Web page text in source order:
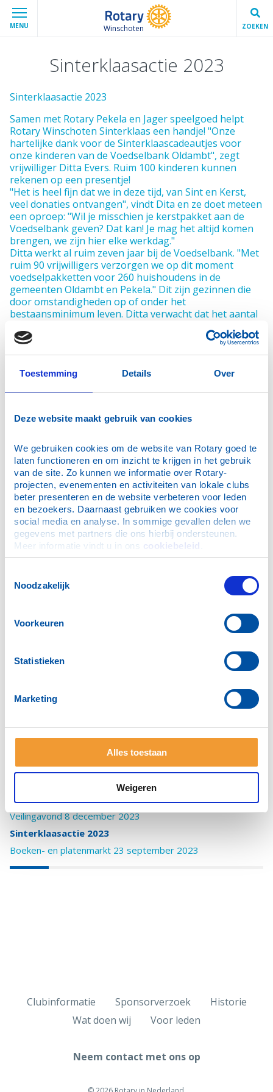
Toestemming Details Over
Deze website maakt gebruik van cookies
We gebruiken cookies om de website van Rotary goed te
laten functioneren en om inzicht te krijgen in het gebruik
van de site. Zo kunnen we informatie over Rotary-
projecten, evenementen en activiteiten van lokale clubs
beter presenteren en de website verbeteren voor leden
en bezoekers. Daarnaast gebruiken we cookies voor
social media en analyse. In sommige gevallen delen we
gegevens met partners die ons hierbij ondersteunen.
Meer informatie vindt u in ons cookiebeleid
Noodzakelijk
Voorkeuren
Statistieken
Marketing
Alles toestaan
Weigeren
MENU Winschoten ZOEKEN
Sinterklaasactie 2023
Sinterklaasactie 2023
Samen met Rotary Pekela en Jager speelgoed helpt
Rotary Winschoten Sinterklaas een handje! "Onze
hartelijke dank voor de Sinterklaascadeautjes voor
onze kinderen van de Voedselbank Oldambt", zegt
vrijwilliger Ditta Evers. Ruim 100 kinderen kunnen
rekenen op een presentje!
"Het is heel fijn dat we in deze tijd, van Sint en Kerst,
veel donaties ontvangen", vindt Dita en ze doet meteen
een oproep: "Wil je misschien je kerstpakket aan de
Voedselbank geven? Dat kan! Je mag het altijd komen
brengen, we zijn hier elke werkdag."
Ditta werkt al ruim zeven jaar bij de Voedselbank. "Met
ruim 90 vrijwilligers verzorgen we op dit moment
voedselpakketten voor 260 huishoudens in de
gemeenten Oldambt en Pekela." Dit zijn gezinnen die
door omstandigheden op of onder het
bestaansminimum leven. Ditta verwacht dat het aantal
"Daarom is het fijn dat veel mensen ons helpen. Zo is er
aardappelen, uien en prei tot spruiten en druiven",
sluiten. "Het werk is heel afwisselend; je zit op kantoor,
Het is fysiek soms best zwaar, dus vandaar dat we er
wel wat jongeren bij kunnen gebruiken."
Juni 2026 End Plastic Soup dag
Mei 2025: Moederdag actie
December 2024: Rotaryclubs en Voedselbank helpen
20 september 2024: Opbrengst Puzzelactie
Veilingavond 8 december 2023
Sinterklaasactie 2023
Boeken- en platenmarkt 23 september 2023
Clubinformatie Sponsorverzoek
Historie
Wat doen wij
Voor leden
Neem contact met ons op